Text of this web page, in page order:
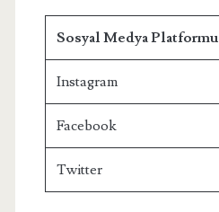
Sosyal Medya Platformu
Instagram
Facebook
Twitter